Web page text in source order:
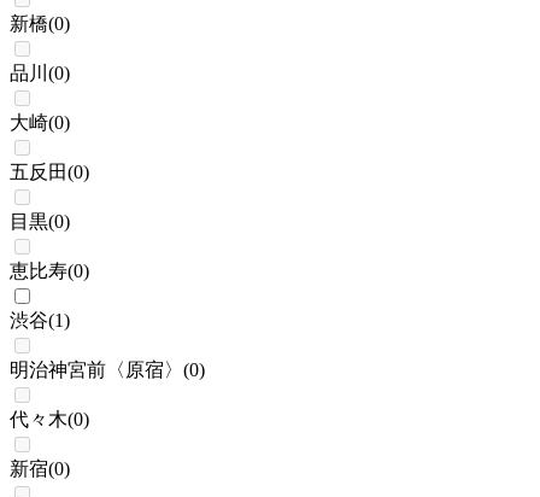
新橋(0)
品川 (0)
大崎(0)
五反田(0)
目黒(0)
恵比寿(0)
渋谷(1)
明治神宮前〈原宿〉 (0)
代々木(0)
新宿(0)